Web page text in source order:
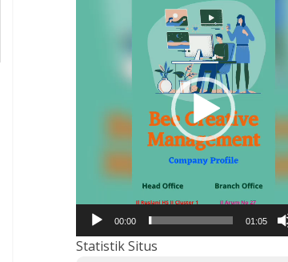
00:00 01:05
Statistik Situs